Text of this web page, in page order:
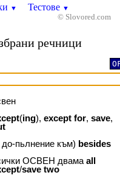
▼ Тестове ▼
© Slovored.com
речници
(ing),except for,save,
до-пьлнение към) besides
ОСВЕН двамаall
/save two